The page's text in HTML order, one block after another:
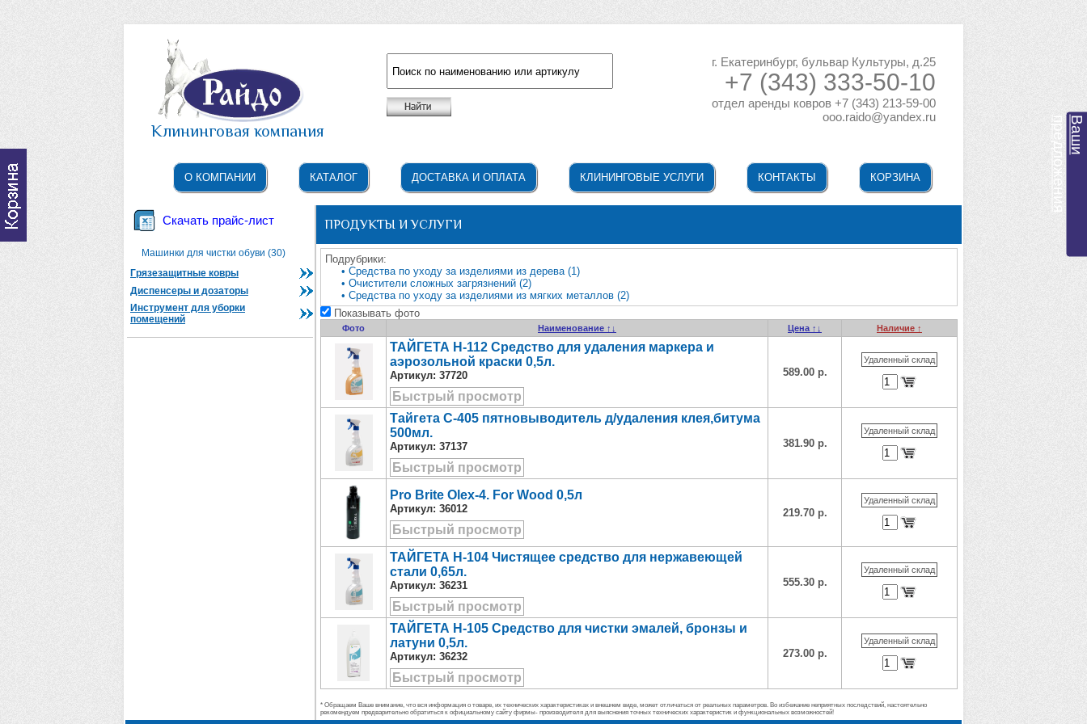
В
а
ш
и
п
р
е
д
л
о
ж
е
н
и
я
Клининговая компания
г. Екатеринбург, бульвар Культуры, д.25
+7 (343) 333-50-10
отдел аренды ковров +7 (343) 213-59-00
ooo.raido@yandex.ru
О КОМПАНИИ КАТАЛОГ ДОСТАВКА И ОПЛАТА КЛИНИНГОВЫЕ УСЛУГИ КОНТАКТЫ КОРЗИНА
Скачать прайс-лист
Машинки для чистки обуви (30)
Грязезащитные ковры
Диспенсеры и дозаторы
Инструмент для уборки
помещений
ПРОДУКТЫ И УСЛУГИ
Подрубрики:
• Средства по уходу за изделиями из дерева (1)
• Очистители сложных загрязнений (2)
• Средства по уходу за изделиями из мягких металлов (2)
Показывать фото
Фото Наименование ↑↓ Цена ↑↓ Наличие ↑
ТАЙГЕТА Н-112 Средство для удаления маркера и
аэрозольной краски 0,5л.
Артикул: 37720
Быстрый просмотр
589.00 р.
Удаленный склад
Тайгета С-405 пятновыводитель д/удаления клея,битума
500мл.
Артикул: 37137
Быстрый просмотр
381.90 р.
Удаленный склад
Pro Brite Olex-4. For Wood 0,5л
Артикул: 36012
Быстрый просмотр
219.70 р.
Удаленный склад
ТАЙГЕТА Н-104 Чистящее средство для нержавеющей
стали 0,65л.
Артикул: 36231
Быстрый просмотр
555.30 р.
Удаленный склад
ТАЙГЕТА Н-105 Средство для чистки эмалей, бронзы и
латуни 0,5л.
Артикул: 36232
Быстрый просмотр
273.00 р.
Удаленный склад
* Обращаем Ваше внимание, что вся информация о товаре, их технических характеристиках и внешнем виде, может отличаться от реальных параметров. Во избежание неприятных последствий, настоятельно
рекомендуем предварительно обратиться к официальному сайту фирмы- производителя для выяснения точных технических характеристик и функциональных возможностей!